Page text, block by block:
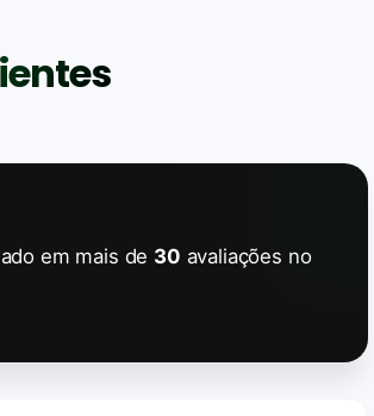
em mais de 30 avaliações no